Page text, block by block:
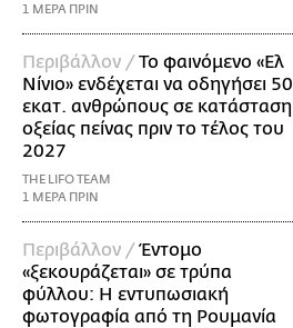
1 ΜΕΡΑ ΠΡΙΝ
Περιβάλλον /Το φαινόμενο «Ελ
Νίνιο» ενδέχεται να οδηγήσει 50
εκατ. ανθρώπους σε κατάσταση
οξείας πείνας πριν το τέλος του
2027
THE LIFO TEAM
1 ΜΕΡΑ ΠΡΙΝ
Περιβάλλον /Έντομο
«ξεκουράζεται» σε τρύπα
φύλλου: Η εντυπωσιακή
φωτογραφία από τη Ρουμανία